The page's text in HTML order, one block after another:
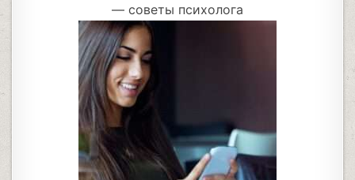
— советы психолога